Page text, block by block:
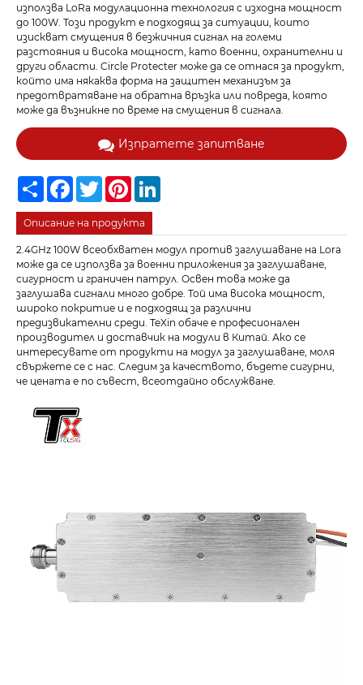
използва LoRa модулационна технология с изходна мощност
до 100W. Този продукт е подходящ за ситуации, които
изискват смущения в безжичния сигнал на големи
разстояния и висока мощност, като военни, охранителни и
други области. Circle Protecter може да се отнася за продукт,
който има някаква форма на защитен механизъм за
предотвратяване на обратна връзка или повреда, която
може да възникне по време на смущения в сигнала.
Изпратете запитване
Share FacebookTwitterPinterest
Описание на продукта
2.4GHz 100W всеобхватен модул против заглушаване на Lora
може да се използва за военни приложения за заглушаване,
сигурност и граничен патрул. Освен това може да
заглушава сигнали много добре. Той има висока мощност,
широко покритие и е подходящ за различни
предизвикателни среди. TeXin обаче е професионален
производител и доставчик на модули в Китай. Ако се
интересувате от продукти на модул за заглушаване, моля
свържете се с нас. Следим за качеството, бъдете сигурни,
че цената е по съвест, всеотдайно обслужване.